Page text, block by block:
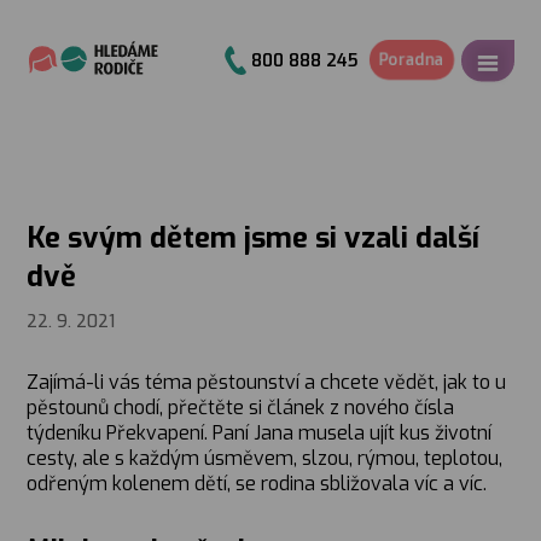
800 888 245 Poradna
Ke svým dětem jsme si vzali další
dvě
22. 9. 2021
Zajímá-li vás téma pěstounství a chcete vědět, jak to u
pěstounů chodí, přečtěte si článek z nového čísla
týdeníku Překvapení. Paní Jana musela ujít kus životní
cesty, ale s každým úsměvem, slzou, rýmou, teplotou,
odřeným kolenem dětí, se rodina sbližovala víc a víc.